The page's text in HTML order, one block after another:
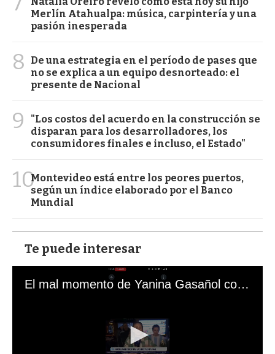
Merlín Atahualpa: música, carpintería y una
pasión inesperada
8
De una estrategia en el período de pases que
no se explica a un equipo desnorteado: el
presente de Nacional
9
"Los costos del acuerdo en la construcción se
disparan para los desarrolladores, los
consumidores finales e incluso, el Estado"
10Montevideo está entre los peores puertos,
según un índice elaborado por el Banco
Mundial
Te puede interesar
El mal momento de Yanina Gasañol con un hincha argentino en "Subrayado"